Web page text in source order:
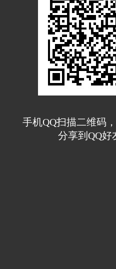
手机QQ扫描二维码
分享到QQ好